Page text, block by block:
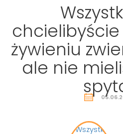
żywieniu
ale nie